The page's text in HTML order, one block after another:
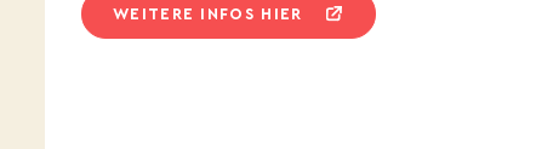
WEITERE INFOS HIER